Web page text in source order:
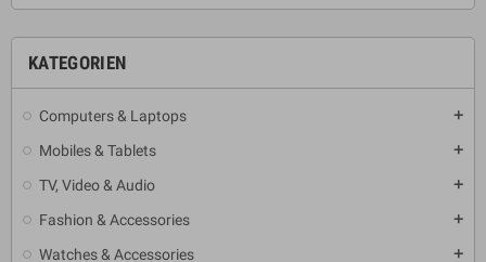
KATEGORIEN
Computers & Laptops add
Mobiles & Tablets add
TV, Video & Audio add
Fashion & Accessories add
Watches & Accessories add